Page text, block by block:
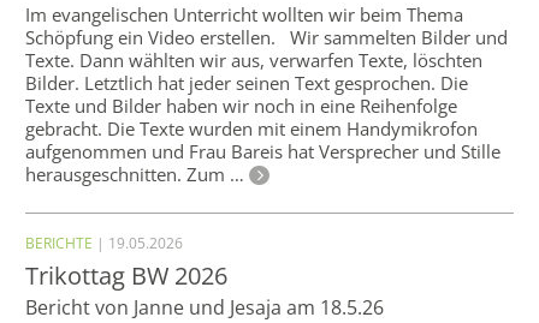
Im evangelischen Unterricht wollten wir beim Thema
Schöpfung ein Video erstellen. Wir sammelten Bilder und
Texte. Dann wählten wir aus, verwarfen Texte, löschten
Bilder. Letztlich hat jeder seinen Text gesprochen. Die
Texte und Bilder haben wir noch in eine Reihenfolge
gebracht. Die Texte wurden mit einem Handymikrofon
aufgenommen und Frau Bareis hat Versprecher und Stille
herausgeschnitten. Zum …
BERICHTE | 19.05.2026
Trikottag BW 2026
Bericht von Janne und Jesaja am 18.5.26